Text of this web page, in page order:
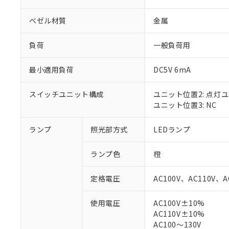
ベゼル材質 金属
負荷 一般負荷用
最小適用負荷 DC5V 6mA
スイッチユニット構成
ユニット位置2: 点灯
ユニット位置3: NC
ランプ 照光部方式 LEDランプ
ランプ色 橙
定格電圧 AC100V、AC110V、
使用電圧
AC100V±10%
AC110V±10%
AC100～130V
ご利用条件
※1 対応状況
対応済み：EU
対応予定：EU
対応予定なし：
調査・確認中：
非該当品：ライセ
仕入先様の事情に
※1 中国